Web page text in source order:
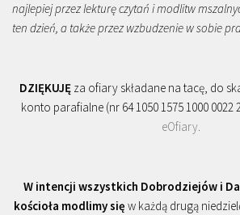
najlepiej przez lekturę czytań i modlitw
ten dzień, a także przez wzbudzenie w sobie
DZIĘKUJĘ za ofiary składane na tacę, do
konto parafialne (nr 64 1050 1575 1000 0022
eOfiary.
W intencji wszystkich Dobrodziejów i
kościoła modlimy się w każdą drugą